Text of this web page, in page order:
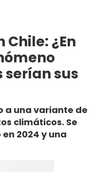
Chile: ¿En
sus
a una variante de
climáticos. Se
2024 y una